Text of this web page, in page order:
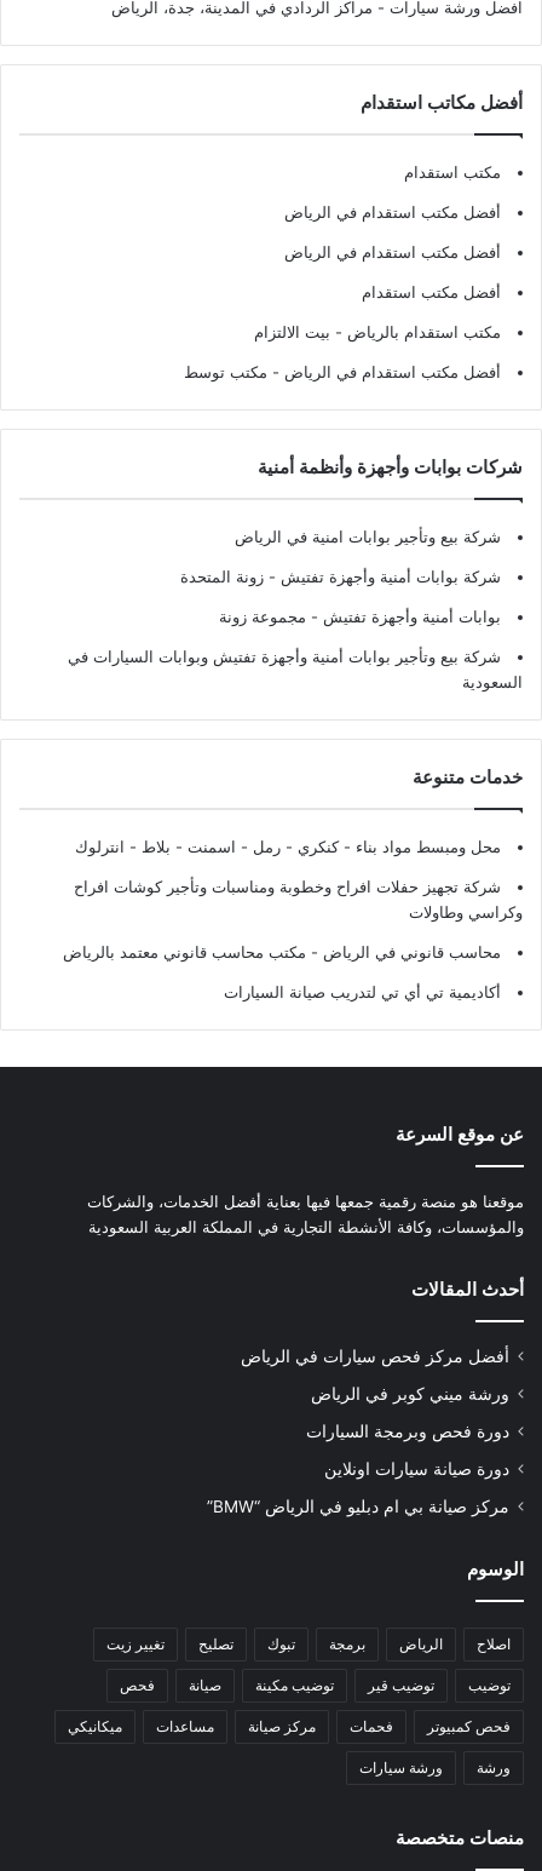
افضل ورشة سيارات - مراكز الردادي في المدينة، جدة، الرياض
أفضل مكاتب استقدام
مكتب استقدام
أفضل مكتب استقدام في الرياض
أفضل مكتب استقدام في الرياض
أفضل مكتب استقدام
مكتب استقدام بالرياض - بيت الالتزام
أفضل مكتب استقدام في الرياض - مكتب توسط
شركات بوابات وأجهزة وأنظمة أمنية
شركة بيع وتأجير بوابات امنية في الرياض
شركة بوابات أمنية وأجهزة تفتيش - زونة المتحدة
بوابات أمنية وأجهزة تفتيش - مجموعة زونة
شركة بيع وتأجير بوابات أمنية وأجهزة تفتيش وبوابات السيارات في
السعودية
خدمات متنوعة
محل ومبسط مواد بناء - كنكري - رمل - اسمنت - بلاط - انترلوك
شركة تجهيز حفلات افراح وخطوبة ومناسبات وتأجير كوشات افراح
وكراسي وطاولات
محاسب قانوني في الرياض - مكتب محاسب قانوني معتمد بالرياض
أكاديمية تي أي تي لتدريب صيانة السيارات
عن موقع السرعة
موقعنا هو منصة رقمية جمعها فيها بعناية أفضل الخدمات، والشركات
والمؤسسات، وكافة الأنشطة التجارية في المملكة العربية السعودية
أحدث المقالات
أفضل مركز فحص سيارات في الرياض
ورشة ميني كوبر في الرياض
دورة فحص وبرمجة السيارات
دورة صيانة سيارات اونلاين
مركز صيانة بي ام دبليو في الرياض “BMW”
الوسوم
اصلاح الرياض برمجة تبوك تصليح تغيير زيت
توضيب توضيب قير توضيب مكينة صيانة فحص
فحص كمبيوتر فحمات مركز صيانة مساعدات ميكانيكي
ورشة ورشة سيارات
منصات متخصصة